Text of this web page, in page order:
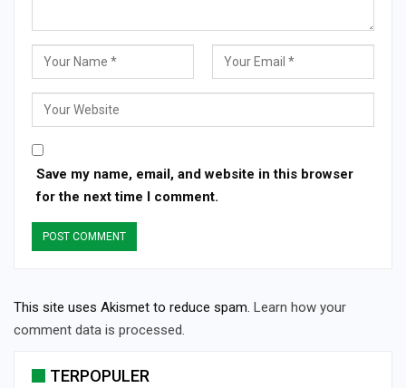
Save my name, email, and website in this browser
for the next time I comment.
This site uses Akismet to reduce spam. Learn how your
comment data is processed.
TERPOPULER